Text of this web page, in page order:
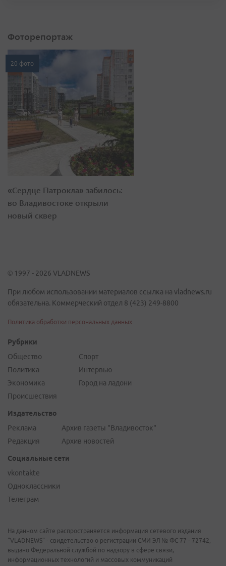
Фоторепортаж
20 фото
«Сердце Патрокла» забилось:
во Владивостоке открыли
новый сквер
© 1997 - 2026 VLADNEWS
При любом использовании материалов ссылка на vladnews.ru
обязательна. Коммерческий отдел 8 (423) 249-8800
Политика обработки персональных данных
Рубрики
Общество
Политика
Экономика
Происшествия
Спорт
Интервью
Город на ладони
Издательство
Реклама
Редакция
Архив газеты "Владивосток"
Архив новостей
Социальные сети
vkontakte
Одноклассники
Телеграм
На данном сайте распространяется информация сетевого издания
"VLADNEWS" - свидетельство о регистрации СМИ ЭЛ № ФС 77 - 72742,
выдано Федеральной службой по надзору в сфере связи,
информационных технологий и массовых коммуникаций